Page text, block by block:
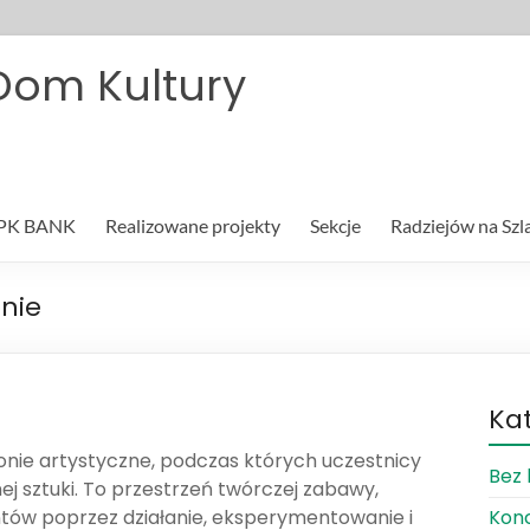
Kultury
BANK Realizowane projekty Sekcje Radziejów na
artystyczne, podczas których uczestnicy
sztuki. To przestrzeń twórczej zabawy,
poprzez działanie, eksperymentowanie i